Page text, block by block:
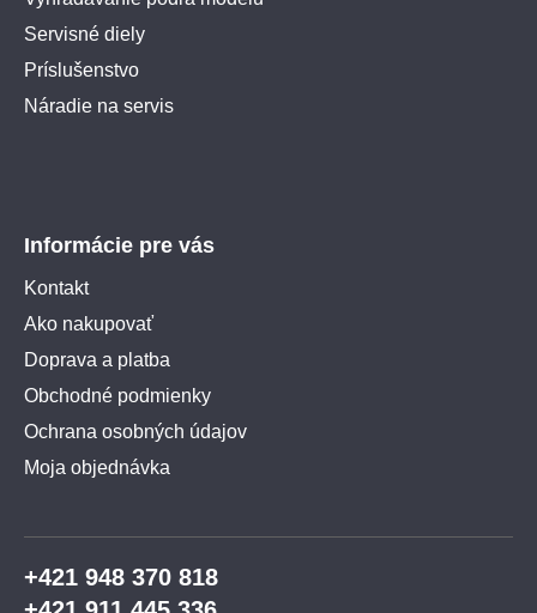
Servisné diely
Príslušenstvo
Náradie na servis
Informácie pre vás
Kontakt
Ako nakupovať
Doprava a platba
Obchodné podmienky
Ochrana osobných údajov
Moja objednávka
+421 948 370 818